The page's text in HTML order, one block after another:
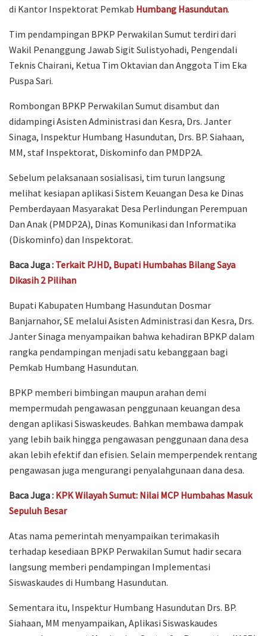
di Kantor Inspektorat Pemkab Humbang Hasundutan.
Tim pendampingan BPKP Perwakilan Sumut terdiri dari
Wakil Penanggung Jawab Sigit Sulistyohadi, Pengendali
Teknis Chairani, Ketua Tim Oktavian dan Anggota Tim Eka
Puspa Sari.
Rombongan BPKP Perwakilan Sumut disambut dan
didampingi Asisten Administrasi dan Kesra, Drs. Janter
Sinaga, Inspektur Humbang Hasundutan, Drs. BP. Siahaan,
MM, staf Inspektorat, Diskominfo dan PMDP2A.
Sebelum pelaksanaan sosialisasi, tim turun langsung
melihat kesiapan aplikasi Sistem Keuangan Desa ke Dinas
Pemberdayaan Masyarakat Desa Perlindungan Perempuan
Dan Anak (PMDP2A), Dinas Komunikasi dan Informatika
(Diskominfo) dan Inspektorat.
Baca Juga : Terkait PJHD, Bupati Humbahas Bilang Saya
Dikasih 2 Pilihan
Bupati Kabupaten Humbang Hasundutan Dosmar
Banjarnahor, SE melalui Asisten Administrasi dan Kesra, Drs.
Janter Sinaga menyampaikan bahwa kehadiran BPKP dalam
rangka pendampingan menjadi satu kebanggaan bagi
Pemkab Humbang Hasundutan.
BPKP memberi bimbingan maupun arahan demi
mempermudah pengawasan penggunaan keuangan desa
dengan aplikasi Siswaskeudes. Bahkan membawa dampak
yang lebih baik hingga pengawasan penggunaan dana desa
akan lebih efektif dan efisien. Selain memperpendek rentang
pengawasan juga mengurangi penyalahgunaan dana desa.
Baca Juga : KPK Wilayah Sumut: Nilai MCP Humbahas Masuk
Sepuluh Besar
Atas nama pemerintah menyampaikan terimakasih
terhadap kesediaan BPKP Perwakilan Sumut hadir secara
langsung memberi pendampingan Implementasi
Siswaskaudes di Humbang Hasundutan.
Sementara itu, Inspektur Humbang Hasundutan Drs. BP.
Siahaan, MM menyampaikan, Aplikasi Siswaskaudes